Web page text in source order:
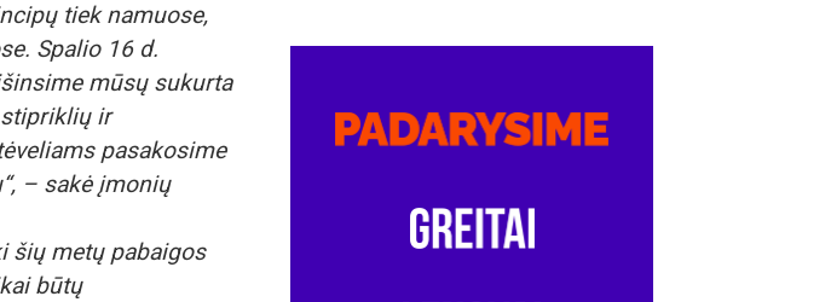
tiek namuose,
Spalio 16 d.
mūsų sukurta
stipriklių ir
pasakosime
– sakė įmonių
šių metų pabaigos
būtų